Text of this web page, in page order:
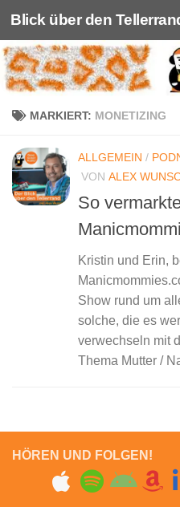
Unter dem Inhalt
Blick über den
MARKIERT: MONETIZING
ALLGEMEIN /
VON ALEX
So
Kristin und Erin,
Show rund um
solche, die es
verwechseln mit
Thema Mutter /
HÖREN UND FOLGEN!